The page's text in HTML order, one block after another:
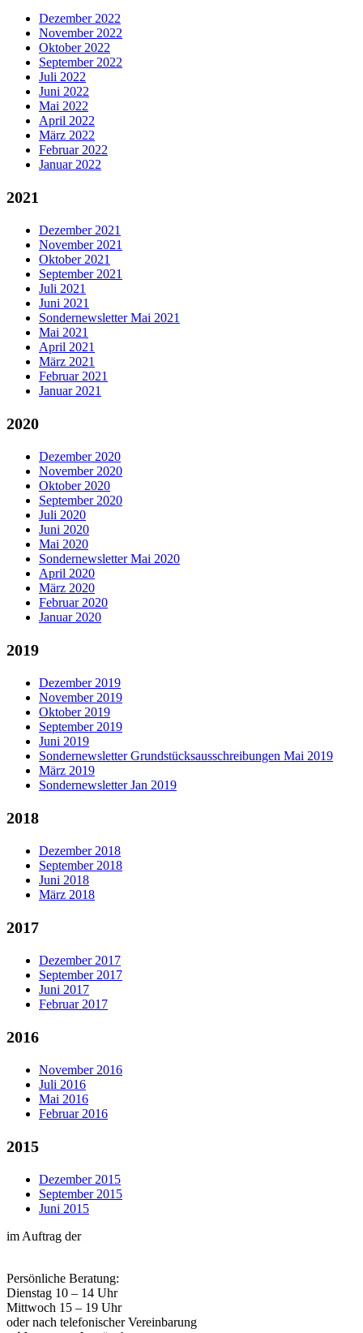
Dezember 2022
November 2022
Oktober 2022
September 2022
Juli 2022
Juni 2022
Mai 2022
April 2022
März 2022
Februar 2022
Januar 2022
2021
Dezember 2021
November 2021
Oktober 2021
September 2021
Juli 2021
Juni 2021
Sondernewsletter Mai 2021
Mai 2021
April 2021
März 2021
Februar 2021
Januar 2021
2020
Dezember 2020
November 2020
Oktober 2020
September 2020
Juli 2020
Juni 2020
Mai 2020
Sondernewsletter Mai 2020
April 2020
März 2020
Februar 2020
Januar 2020
2019
Dezember 2019
November 2019
Oktober 2019
September 2019
Juni 2019
Sondernewsletter Grundstücksausschreibungen Mai 2019
März 2019
Sondernewsletter Jan 2019
2018
Dezember 2018
September 2018
Juni 2018
März 2018
2017
Dezember 2017
September 2017
Juni 2017
Februar 2017
2016
November 2016
Juli 2016
Mai 2016
Februar 2016
2015
Dezember 2015
September 2015
Juni 2015
im Auftrag der
Persönliche Beratung:
Dienstag 10 – 14 Uhr
Mittwoch 15 – 19 Uhr
oder nach telefonischer Vereinbarung